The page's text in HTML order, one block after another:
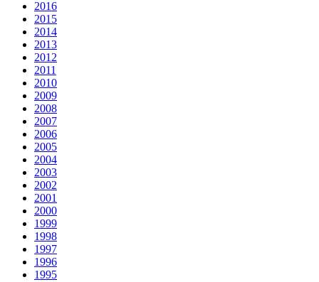
2016
2015
2014
2013
2012
2011
2010
2009
2008
2007
2006
2005
2004
2003
2002
2001
2000
1999
1998
1997
1996
1995